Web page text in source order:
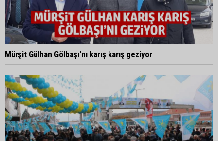
Mürşit Gülhan Gölbaşı'nı karış karış geziyor